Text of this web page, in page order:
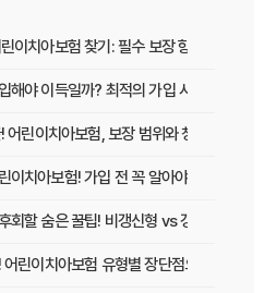
이치아보험 찾기: 필수 보장 항목부터 가성
해야 이득일까? 최적의 가입 시점과 혜택 완
어린이치아보험, 보장 범위와 청구 방법 완벽
이치아보험! 가입 전 꼭 알아야 할 찐 후기와
회할 숨은 꿀팁! 비갱신형 vs 갱신형 전격 비
린이치아보험 유형별 장단점으로 우리 아